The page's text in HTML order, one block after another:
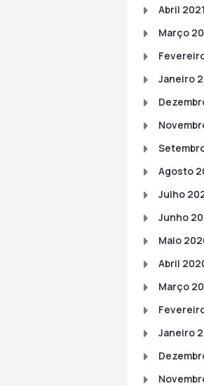
Abril 2021
Março
Janeiro
Agosto
Julho
Junho
Maio
Abril
Março
Janeiro